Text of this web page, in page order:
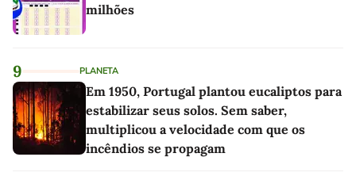
milhões
9 PLANETA
Em 1950, Portugal plantou eucaliptos para
estabilizar seus solos. Sem saber,
multiplicou a velocidade com que os
incêndios se propagam